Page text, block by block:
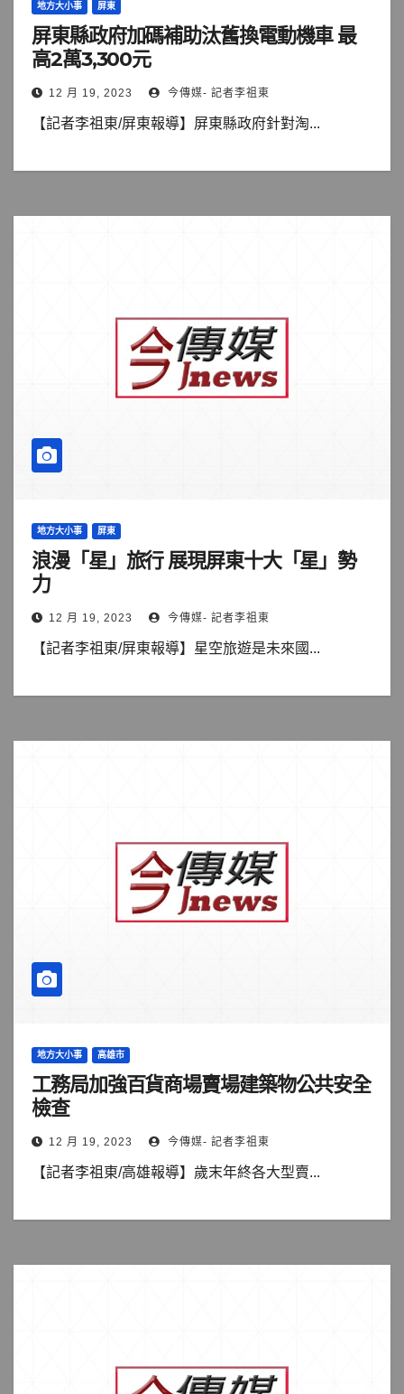
地方大小事 屏東
屏東縣政府加碼補助汰舊換電動機車 最
高2萬3,300元
12 月 19, 2023 今傳媒- 記者李祖東
【記者李祖東/屏東報導】屏東縣政府針對淘...
地方大小事 屏東
浪漫「星」旅行 展現屏東十大「星」勢
力
12 月 19, 2023 今傳媒- 記者李祖東
【記者李祖東/屏東報導】星空旅遊是未來國...
地方大小事 高雄市
工務局加強百貨商場賣場建築物公共安全
檢查
12 月 19, 2023 今傳媒- 記者李祖東
【記者李祖東/高雄報導】歲末年終各大型賣...